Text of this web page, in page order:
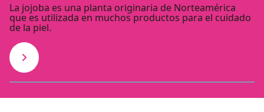
La jojoba es una planta originaria de Norteamérica
que es utilizada en muchos productos para el cuidado
de la piel.